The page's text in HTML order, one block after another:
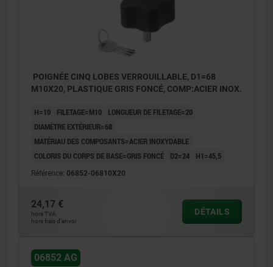
POIGNÉE CINQ LOBES VERROUILLABLE, D1=68
M10X20, PLASTIQUE GRIS FONCÉ, COMP:ACIER INOX.
H=10 FILETAGE=M10
LONGUEUR DE FILETAGE=20
DIAMÈTRE EXTÉRIEUR=68
MATÉRIAU DES COMPOSANTS=ACIER INOXYDABLE
COLORIS DU CORPS DE BASE=GRIS FONCÉ
D2=24 H1=45,5
Référence: 06852-06810X20
24,17 €
hors TVA
hors frais d’envoi
DÉTAILS
06852 AG